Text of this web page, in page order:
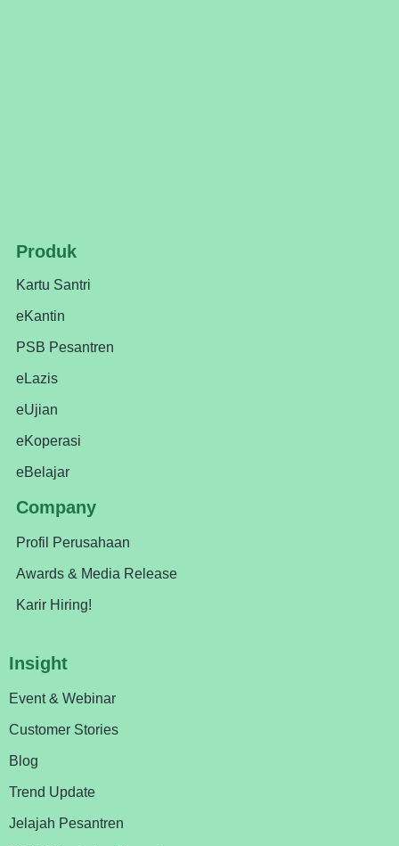
Produk
Kartu Santri
eKantin
PSB Pesantren
eLazis
eUjian
eKoperasi
eBelajar
Company
Profil Perusahaan
Awards & Media Release
Karir Hiring!
Insight
Event & Webinar
Customer Stories
Blog
Trend Update
Jelajah Pesantren